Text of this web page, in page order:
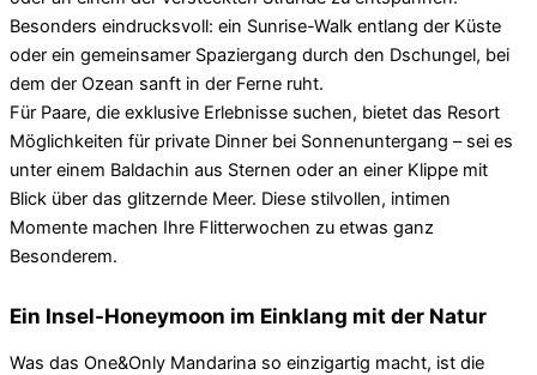
Besonders eindrucksvoll: ein Sunrise-Walk entlang der Küste
oder ein gemeinsamer Spaziergang durch den Dschungel, bei
dem der Ozean sanft in der Ferne ruht.
Für Paare, die exklusive Erlebnisse suchen, bietet das Resort
Möglichkeiten für private Dinner bei Sonnenuntergang – sei es
unter einem Baldachin aus Sternen oder an einer Klippe mit
Blick über das glitzernde Meer. Diese stilvollen, intimen
Momente machen Ihre Flitterwochen zu etwas ganz
Besonderem.
Ein Insel-Honeymoon im Einklang mit der Natur
Was das One&Only Mandarina so einzigartig macht, ist die